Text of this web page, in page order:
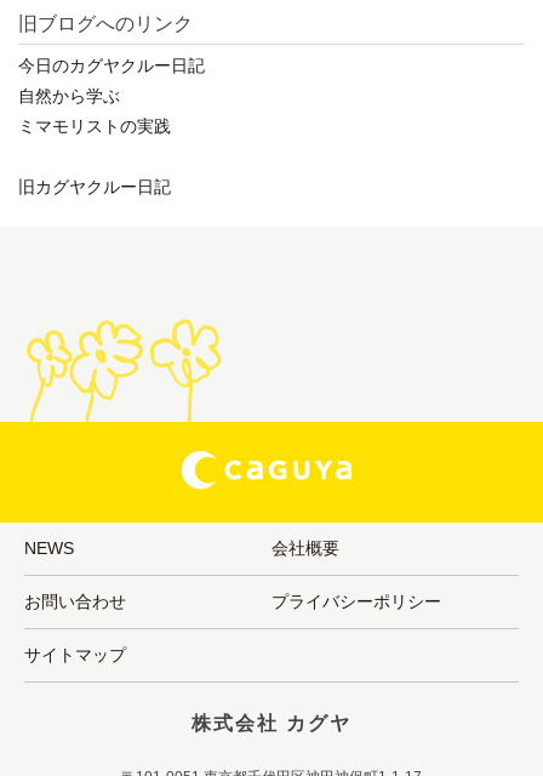
旧ブログへのリンク
今日のカグヤクルー日記
自然から学ぶ
ミマモリストの実践
旧カグヤクルー日記
NEWS 会社概要
お問い合わせ プライバシーポリシー
サイトマップ
株式会社 カグヤ